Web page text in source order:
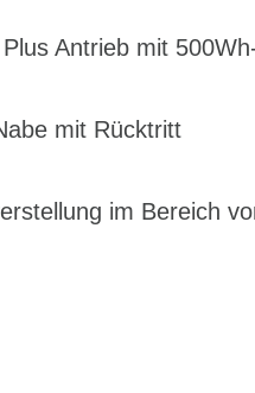
Antrieb mit
mit Rücktritt
im Bereich